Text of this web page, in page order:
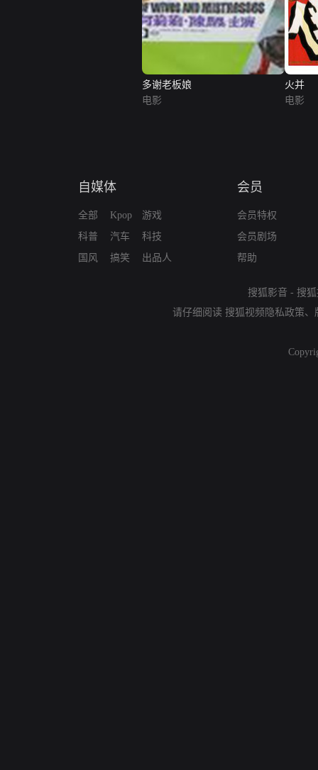
多谢老板娘
电影
火并
电影
自媒体
全部
科普
国风
Kpop
汽车
搞笑
游戏
科技
出品人
会员
会员特权
会员剧场
帮助
搜狐影音 - 搜
请仔细阅读 搜狐视频隐私政策、